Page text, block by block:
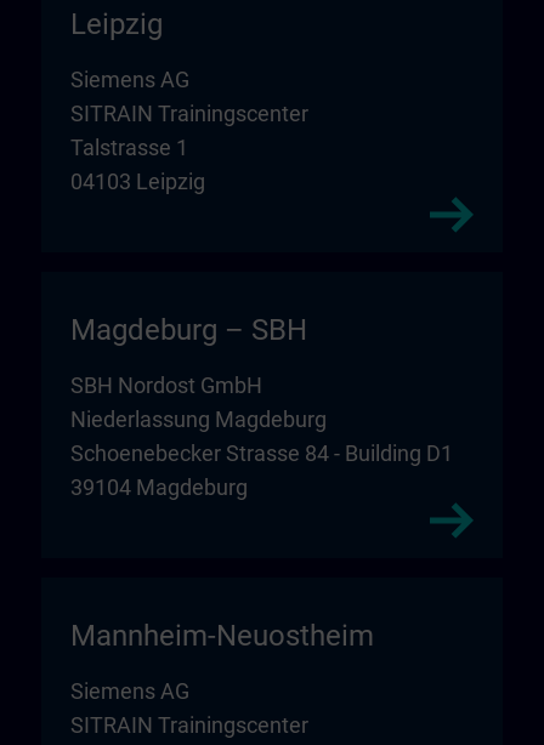
Leipzig
Siemens AG
SITRAIN Trainingscenter
Talstrasse 1
04103 Leipzig
Magdeburg – SBH
SBH Nordost GmbH
Niederlassung Magdeburg
Schoenebecker Strasse 84 - Building D1
39104 Magdeburg
Mannheim-Neuostheim
Siemens AG
SITRAIN Trainingscenter